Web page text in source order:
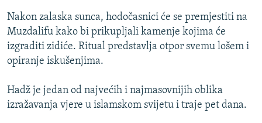
Nakon zalaska sunca, hodočasnici će se premjestiti na
Muzdalifu kako bi prikupljali kamenje kojima će
izgraditi zidiće. Ritual predstavlja otpor svemu lošem i
opiranje iskušenjima.
Hadž je jedan od najvećih i najmasovnijih oblika
izražavanja vjere u islamskom svijetu i traje pet dana.